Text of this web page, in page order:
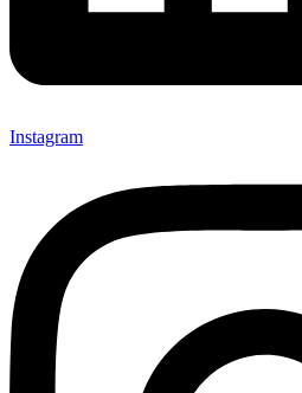
Instagram